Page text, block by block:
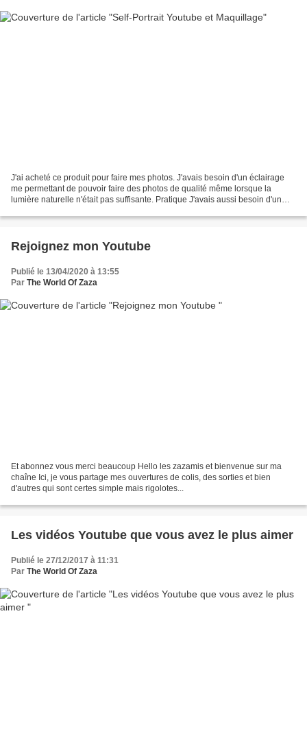
J'ai acheté ce produit pour faire mes photos. J'avais besoin d'un éclairage
me permettant de pouvoir faire des photos de qualité même lorsque la
lumière naturelle n'était pas suffisante. Pratique J'avais aussi besoin d'un
Rejoignez mon Youtube
Publié le 13/04/2020 à 13:55
Par The World Of Zaza
Et abonnez vous merci beaucoup Hello les zazamis et bienvenue sur ma
chaîne Ici, je vous partage mes ouvertures de colis, des sorties et bien
d'autres qui sont certes simple mais rigolotes...
Les vidéos Youtube que vous avez le plus aimer
Publié le 27/12/2017 à 11:31
Par The World Of Zaza